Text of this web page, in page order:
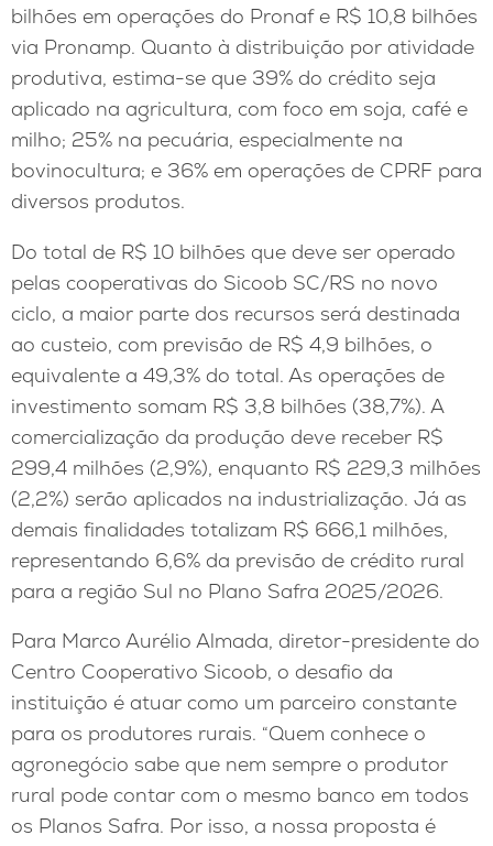
bilhões em operações do Pronaf e R$ 10,8 bilhões
via Pronamp. Quanto à distribuição por atividade
produtiva, estima-se que 39% do crédito seja
aplicado na agricultura, com foco em soja, café e
milho; 25% na pecuária, especialmente na
bovinocultura; e 36% em operações de CPRF para
diversos produtos.
Do total de R$ 10 bilhões que deve ser operado
pelas cooperativas do Sicoob SC/RS no novo
ciclo, a maior parte dos recursos será destinada
ao custeio, com previsão de R$ 4,9 bilhões, o
equivalente a 49,3% do total. As operações de
investimento somam R$ 3,8 bilhões (38,7%). A
comercialização da produção deve receber R$
299,4 milhões (2,9%), enquanto R$ 229,3 milhões
(2,2%) serão aplicados na industrialização. Já as
demais finalidades totalizam R$ 666,1 milhões,
representando 6,6% da previsão de crédito rural
para a região Sul no Plano Safra 2025/2026.
Para Marco Aurélio Almada, diretor-presidente do
Centro Cooperativo Sicoob, o desafio da
instituição é atuar como um parceiro constante
para os produtores rurais. “Quem conhece o
agronegócio sabe que nem sempre o produtor
rural pode contar com o mesmo banco em todos
os Planos Safra. Por isso, a nossa proposta é